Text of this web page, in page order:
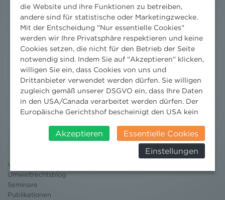
Nachrichten
News aktuell
3 Minuten Umweltrecht
Willkommen Umweltrecht
Umweltrechtsblog
Seminare
Publikationen
die Website und ihre Funktionen zu betreiben,
andere sind für statistische oder Marketingzwecke.
Mit der Entscheidung "Nur essentielle Cookies"
werden wir Ihre Privatsphäre respektieren und keine
Cookies setzen, die nicht für den Betrieb der Seite
notwendig sind. Indem Sie auf "Akzeptieren" klicken,
willigen Sie ein, dass Cookies von uns und
Drittanbieter verwendet werden dürfen. Sie willigen
zugleich gemäß unserer DSGVO ein, dass Ihre Daten
in den USA/Canada verarbeitet werden dürfen. Der
Europäische Gerichtshof bescheinigt den USA kein
insbesondere das Risiko, dass ihre Daten durch US-
Behörden, zu Kontroll- und zu
Überwachungszwecken, verarbeitet werden und
werden können. Zudem finden Sie am
Bildschirmrand ein Cookie-Icon wo Sie jederzeit Ihre
Einwilligung widerrufen und Widerspruch ausüben.
Akzeptieren
Essentielle Cookies
Einstellungen